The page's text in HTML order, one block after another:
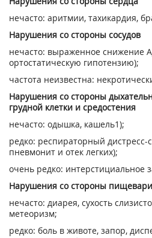
нечасто: аритмии, тахикардия,
Нарушения со стороны сосудов
нечасто: выраженное снижение
ортостатическую гипотензию);
частота неизвестна:
Нарушения со стороны
грудной клетки и средостения
нечасто: одышка, кашель1);
редко: респираторный
пневмонит и отек легких);
очень редко: интерстициальное
Нарушения со стороны
нечасто: диарея, сухость
метеоризм;
редко: боль в животе, запор,